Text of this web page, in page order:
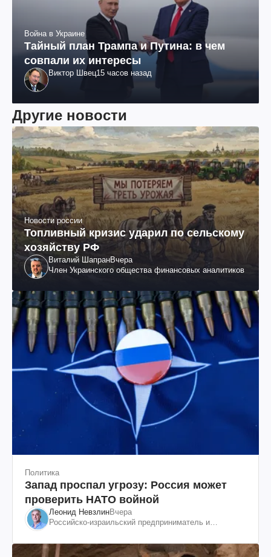
Война в Украине
Тайный план Трампа и Путина: в чем
совпали их интересы
Виктор Швец15 часов назад
Другие новости
Новости россии
Топливный кризис ударил по сельскому
хозяйству РФ
Виталий ШапранВчера
Член Украинского общества финансовых аналитиков
Политика
Запад проспал угрозу: Россия может
проверить НАТО войной
Леонид НевзлинВчера
Российско-израильский предприниматель и
"ЮКОСа"